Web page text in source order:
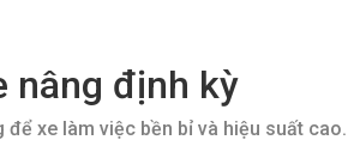
nâng định kỳ
xe làm việc bền bỉ và hiệu suất cao.